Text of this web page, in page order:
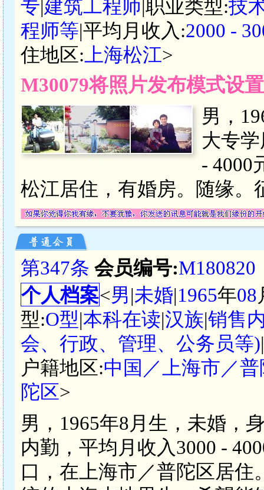
专 建筑工程师 |职业类型:技
程师等|平均月收入:2000 -
住地区: 上海松江>
M30079将照片发布模式设
男，
大专
- 4000
松江居住，有婚房。随缘。
第347条 会员编号:M180820
个人档案<男|未婚|1965年08
型:O型|本科在读|汉族|销售
会、行政、管理、公务员等)
户籍地区:中国／上海市／
陀区>
男，1965年8月生，未婚，
内勤，平均月收入3000 -
口，在上海市／普陀区居